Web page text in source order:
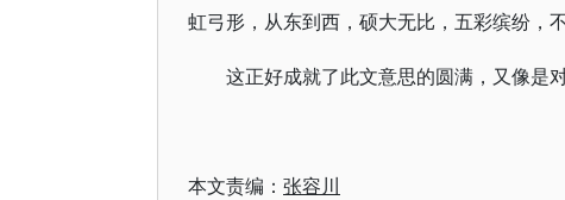
虹弓形，从东到西，硕大无比，五彩缤纷，
这正好成就了此文意思的圆满，又像是
本文责编： 张容川